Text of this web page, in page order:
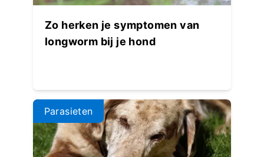
Zo herken je symptomen van
longworm bij je hond
Parasieten